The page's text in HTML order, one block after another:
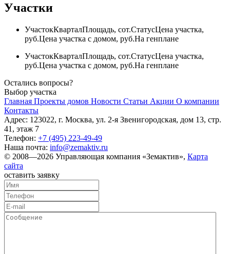
Участки
УчастокКварталПлощадь, сот.СтатусЦена участка,
руб.Цена участка с домом, руб.На генплане
УчастокКварталПлощадь, сот.СтатусЦена участка,
руб.Цена участка с домом, руб.На генплане
Остались вопросы?
Выбор участка
Главная Проекты домов Новости Статьи Акции О компании
Контакты
Адрес: 123022, г. Москва, ул. 2-я Звенигородская, дом 13, стр.
41, этаж 7
Телефон: +7 (495) 223-49-49
Наша почта: info@zemaktiv.ru
© 2008—2026 Управляющая компания «Земактив», Карта
сайта
оставить заявку